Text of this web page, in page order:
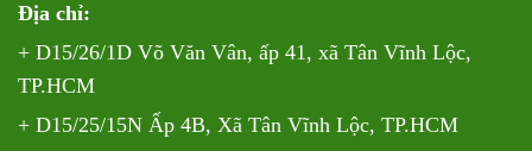
Địa chỉ:
+ D15/26/1D Võ Văn Vân, ấp 41, xã Tân Vĩnh Lộc,
TP.HCM
+ D15/25/15N Ấp 4B, Xã Tân Vĩnh Lộc, TP.HCM